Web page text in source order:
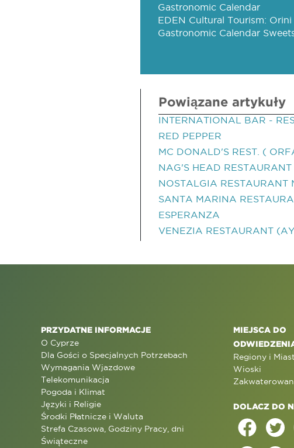
Gastronomic Calendar
EDEN Cultural Tourism:
Gastronomic Calendar
Powiązane artykuły
INTERNATIONAL BAR -
RED PEPPER
MC DONALD'S REST. (
NAG'S HEAD RESTAURANT
NOSTALGIA RESTAURANT
SANTA MARINA
ESPERANZA
VENEZIA RESTAURANT
PRZYDATNE INFORMACJE
O Cyprze
Dla Gości o Specjalnych Potrzebach
Wymagania Wjazdowe
Telekomunikacja
Pogoda i Klimat
Języki i Religie
Środki Płatnicze i Waluta
Strefa Czasowa, Godziny Pracy, dni
Świąteczne
MIEJSCA DO
Regiony i
Wioski
DOLACZ DO